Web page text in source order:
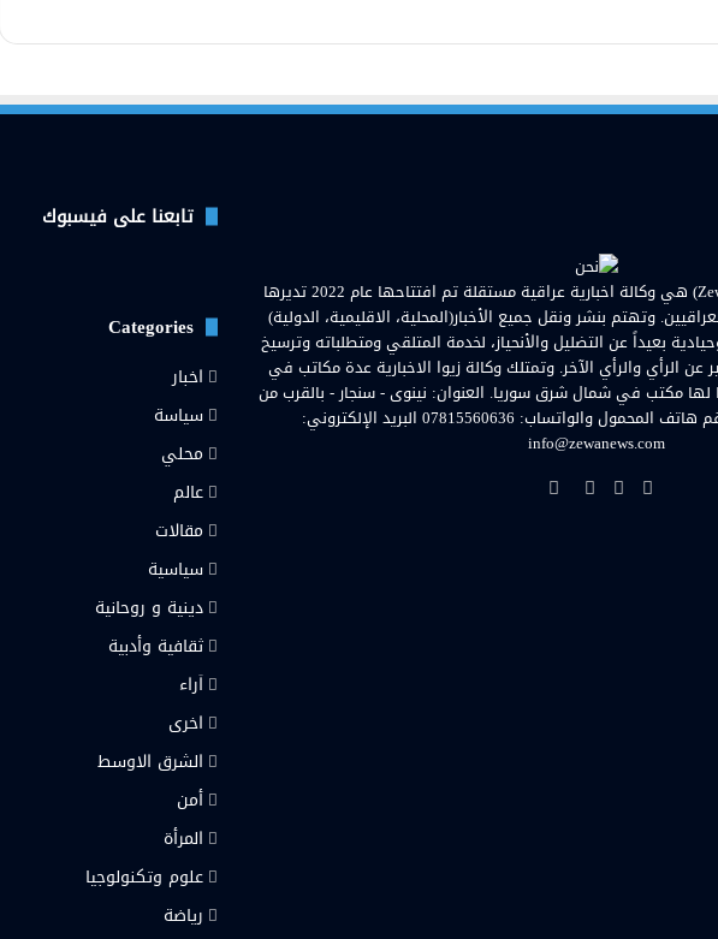
وكالة زيوا نيوز( Zewa News Agency) هي وكالة اخبارية عراقية مستقلة تم افتتاحها عام 2022 تديرها
وتهتم بنشر ونقل جميع الأخبار(المحلية، الاقليمية، الدولية)
بعيداً عن التضليل والأنحياز، لخدمة المتلقي ومتطلباته وترسيخ
عن الرأي والرأي الآخر. وتمتلك وكالة زيوا الاخبارية عدة مكاتب في
لها مكتب في شمال شرق سوريا. العنوان: نينوى - سنجار - بالقرب من
مستشفى سنجار العامة. رقم هاتف المحمول والواتساب: 07815560636 البريد الإلكتروني:
info@zewanews.com
فيسبوك
تويتر يوتيوب
تابعنا على فيسبوك
Categories
اخبار
سياسة
محلي
عالم
مقالات
سياسية
دينية و روحانية
ثقافية وأدبية
اَراء
اخرى
الشرق الاوسط
أمن
المرأة
علوم وتكنولوجيا
رياضة